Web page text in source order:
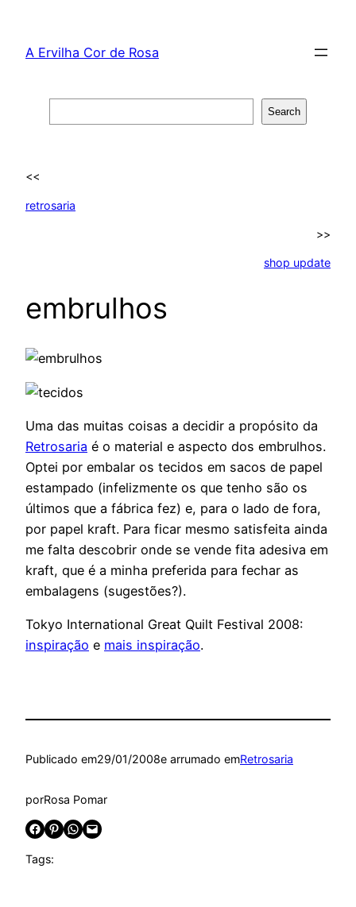
content
A Ervilha Cor de Rosa
Search
<<
retrosaria
>>
shop update
embrulhos
Uma das muitas coisas a decidir a propósito da
Retrosaria é o material e aspecto dos embrulhos.
Optei por embalar os tecidos em sacos de papel
estampado (infelizmente os que tenho são os
últimos que a fábrica fez) e, para o lado de fora,
por papel kraft. Para ficar mesmo satisfeita ainda
me falta descobrir onde se vende fita adesiva em
kraft, que é a minha preferida para fechar as
embalagens (sugestões?).
Tokyo International Great Quilt Festival 2008:
inspiração e mais inspiração.
Publicado em29/01/2008e arrumado emRetrosaria
porRosa Pomar
Share on Facebook Share on Pinterest Share on WhatsApp Email this Page
Tags: